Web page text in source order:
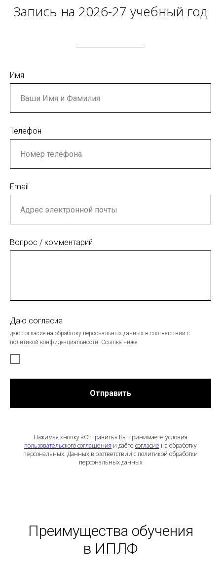
Запись на 2026-27 учебный год
Имя
Телефон
Email
Вопрос / комментарий
Даю согласие
даю согласие на обработку персональных данных в соответствии с
политикой конфиденциальности. Ссылка ниже
Отправить
Нажимая кнопку «Отправить» Вы принимаете условия
пользовательского соглашения и даёте согласие на обработку
персональных. Данных в соответствии с политикой обработки
персональных данных
Преимущества обучения
в ИПЛФ